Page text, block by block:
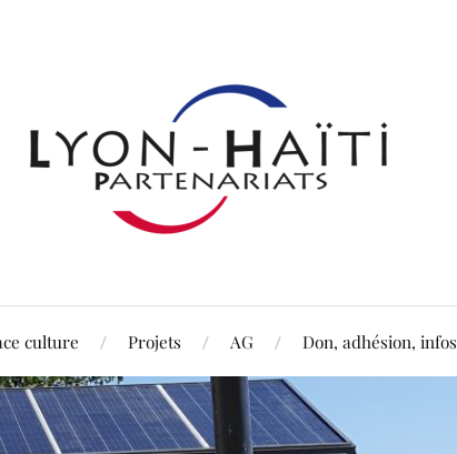
culture Projets AG Don, adhésion, infos